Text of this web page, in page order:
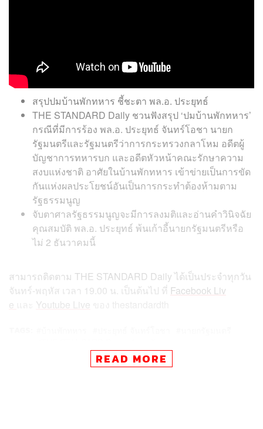
สรุปปมบ้านพักทหาร ชี้ชะตา พล.อ. ประยุทธ์
THE STANDARD Daily ชวนฟังสรุป ‘ปมบ้านพักทหาร’
กรณีที่มีการร้อง พล.อ. ประยุทธ์ จันทร์โอชา นายก
รัฐมนตรีและรัฐมนตรีว่าการกระทรวงกลาโหม อดีตผู้
บัญชาการทหารบก และอดีตหัวหน้าคณะรักษาความ
สงบแห่งชาติ อาศัยในบ้านพักทหาร เข้าข่ายเป็นการขัด
กันแห่งผลประโยชน์อันเป็นการกระทำต้องห้ามตาม
รัฐธรรมนูญ
จับตาศาลรัฐธรรมนูญจะมีการลงมติและอ่านคำวินิจฉัย
คุณสมบัติ พล.อ. ประยุทธ์ พ้นเก้าอี้นายกรัฐมนตรีหรือ
ไม่ 2 ธันวาคมนี้
สามารถติดตาม THE STANDARD Daily ได้เป็นประจำทุกวัน
จันทร์-พฤหัส เวลา 19.00 น. เป็นต้นไป ที่ Facebook Liv
e
Youtube Live
READ MORE